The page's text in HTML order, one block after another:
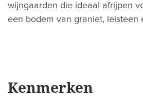
wijngaarden die ideaal afrijpen
een bodem van graniet, leisteen
Kenmerken